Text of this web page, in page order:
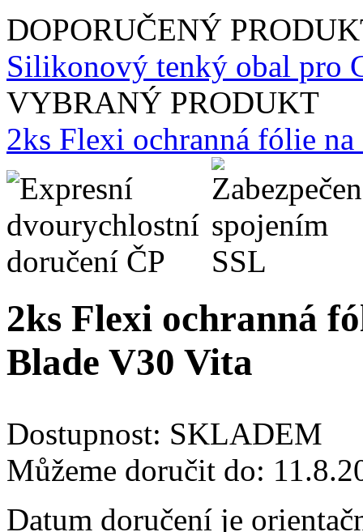
DOPORUČENÝ
Silikonový tenký obal pro
VYBRANÝ PRODUKT
2ks Flexi ochranná fólie
2ks Flexi ochranná
Blade V30 Vita
Dostupnost: SKLADEM
Můžeme doručit do:
Datum doručení je